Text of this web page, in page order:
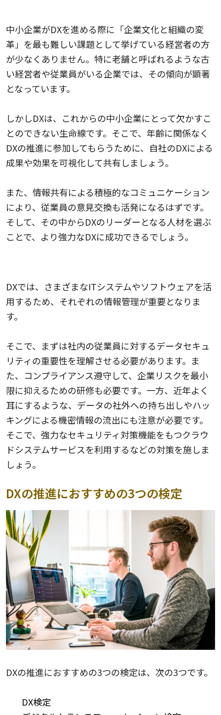
中小企業がDXを進める際に「企業文化と組織の変
革」を最も難しい課題として挙げている経営者の方
が少なくありません。特に老舗と呼ばれるような古
い経営者や従業員がいる企業では、その傾向が顕著
となっています。
しかしDXは、これからの中小企業にとって欠かすこ
とのできない生命線です。そこで、年齢に関係なく
DXの推進に参加してもらうために、自社のDXによる
成果や効果を可視化して共有しましょう。
また、情報共有による積極的なコミュニケーション
により、従業員の意見交換も活発になるはずです。
そして、その中からDXのリーダーとなる人材を選ぶ
ことで、より強力なDXに成功できるでしょう。
DXでは、さまざまなITシステムやソフトウェアを活
用するため、それぞれの情報管理が重要となりま
す。
そこで、まずは社内の従業員に対するデータセキュ
リティの重要性を理解させる必要があります。ま
た、コンプライアンス遵守して、企業リスクを最小
限に抑えるための研修も必要です。一方、近年よく
耳にするような、データの社外への持ち出しやハッ
キングによる機密情報の流出にも注意が必要です。
そこで、強力なセキュリティ対策機能をもつクラウ
ドシステムサービスを利用するなどの対策を施しま
しょう。
DXの推進におすすめの3つの検定
DXの推進におすすめの3つの検定は、次の3つです。
DX検定